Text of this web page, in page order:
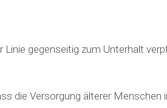
gegenseitig zum Unterhalt
die Versorgung älterer Menschen